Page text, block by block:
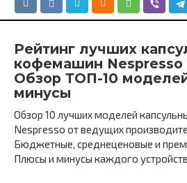
Рейтинг лучших
кофемашин Nespresso
Обзор ТОП-10
минусы
Обзор 10 лучших моделей
Nespresso от ведущих
Бюджетные, среднеценовые и
Плюсы и минусы каждого